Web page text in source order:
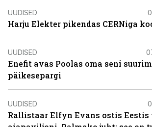
UUDISED
Harju Elekter pikendas CERNiga
UUDISED
Enefit avas Poolas oma seni
päikesepargi
UUDISED
Rallistaar Elfyn Evans ostis Eestis